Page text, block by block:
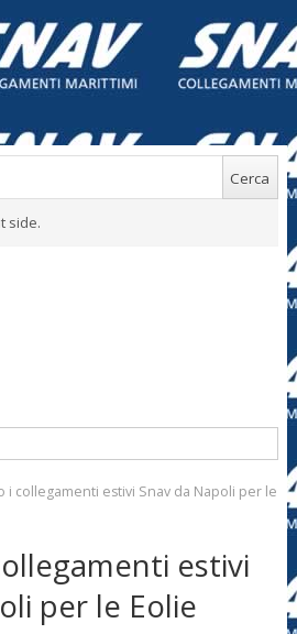
side.
i collegamenti estivi Snav da Napoli per le
estivi
per le Eolie